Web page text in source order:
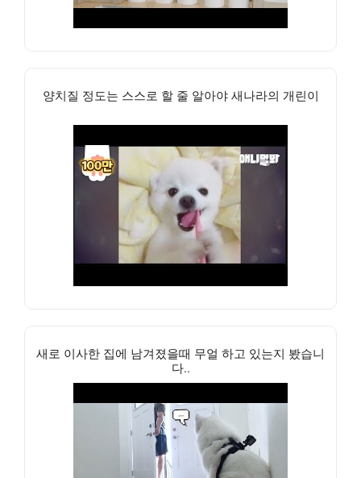
양치질 정도는 스스로 할 줄 알아야 새나라의 개린이
새로 이사한 집에 남겨졌을때 무얼 하고 있는지 봤습니
다..